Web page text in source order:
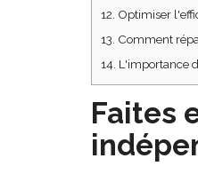
12. Optimiser
13. Comment
14. L'importance
Faites